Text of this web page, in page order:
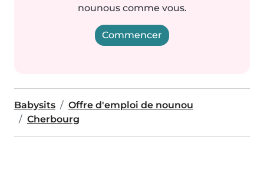
nounous comme vous.
Commencer
Babysits
Offre d'emploi de nounou
Cherbourg